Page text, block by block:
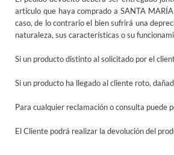
artículo que haya comprado a SANTA
caso, de lo contrario el bien sufrirá una
naturaleza, sus características o su
Si un producto distinto al solicitado por el
Si un producto ha llegado al cliente roto,
Para cualquier reclamación o consulta
El Cliente podrá realizar la devolución del